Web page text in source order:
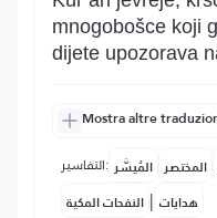
mnogobošce koji
dijete upozorava
Mostra altre
التفاسير: المُيسَّر المختصر
النفحات المكية | هدايات